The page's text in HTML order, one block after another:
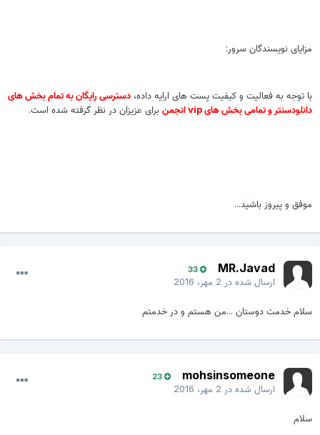
مزایای نویسندگان سرور:
با توجه به فعالیت و کیفیت پست های ارایه داده،دسترسی رایگان به تمام بخش های
دانلودسنتر و تمامی بخش های vip انجمن
برای عزیزان در نظر گرفته شده است.
موفق و پیروز باشید...
MR.Javad
33
ارسال شده در2 مهر، 2016
سلام خدمت دوستان ...من هستم و در خدمتم
mohsinsomeone
23
ارسال شده در2 مهر، 2016
سلام